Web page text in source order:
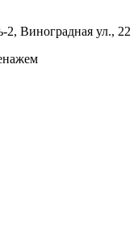
Виноградная ул., 22